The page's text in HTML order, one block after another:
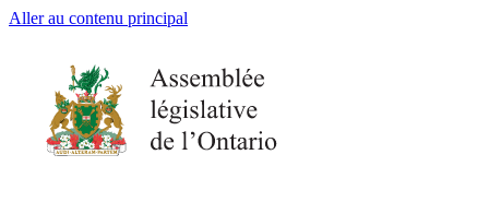
Aller au contenu principal